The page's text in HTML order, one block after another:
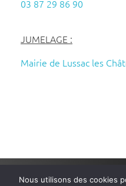
03 87 29 86 90
JUMELAGE :
Mairie de Lussac les
Mairie de Ham-sous-Varsberg
Nous utilisons des cookies